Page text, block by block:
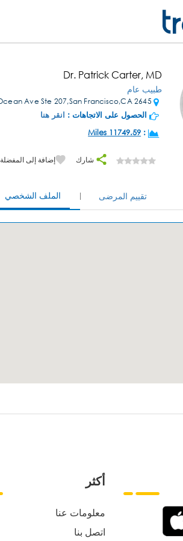
Dr. Patrick Carter, MD
طبيب عام
الحصول على الاتجاهات : انقر هنا
:
11749.59 Miles
شارك إضافة إلى المفضلة
الملف الشخصي تقييم المرضى
أكثر
معلومات عنا
اتصل بنا